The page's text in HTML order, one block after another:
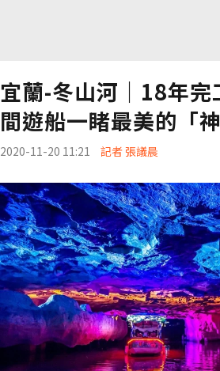
宜蘭-冬山河｜18年完
間遊船一睹最美的「神
2020-11-20 11:21 記者 張議晨